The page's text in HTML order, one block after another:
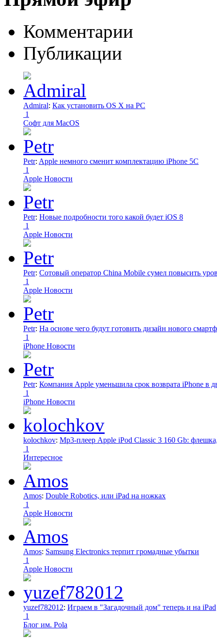
Комментарии
Публикации
Admiral: Как установить OS X на PC
1
Софт для MacOS
Petr: Apple немного сменит комплектацию iPhone 5C
1
Apple Новости
Petr: Новые подробности того какой будет iOS 8
1
Apple Новости
Petr: Сотовый оператор China Mobile сумел повысить
1
Apple Новости
Petr: На основе чего будут готовить дизайн нового
1
iPhone Новости
Petr: Компания Apple уменьшила срок возврата iPhone в
1
iPhone Новости
kolochkov: Mp3-плеер Apple iPod Classic 3 160 Gb:
1
Интересное
Amos: Double Robotics, или iPad на ножках
1
Apple Новости
Amos: Samsung Electronics терпит громадные убытки
1
Apple Новости
yuzef782012: Играем в "Загадочный дом" теперь и на iPad
1
Блог им. Pola